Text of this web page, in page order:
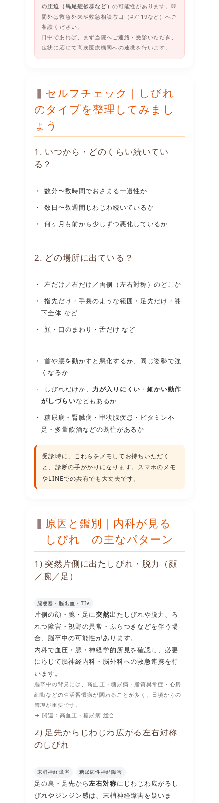
の圧迫（馬尾症候群など） の可能性があります。時
間外は救急外来や救急相談窓口（#7119など）へご
相談ください。
日中であれば、まず当院へご連絡・受診いただき、
症状に応じて高次医療機関への連携を行います。
セルフチェック｜しびれ
のタイプを整理してみまし
ょう
1. いつから・どのくらい続いてい
る？
数分〜数時間でおさまる一過性か
数日〜数週間じわじわ続いているか
何ヶ月も前から少しずつ悪化しているか
2. どの場所に出ている？
左だけ／右だけ／両側（左右対称）のどこか
指先だけ・手袋のような範囲・足先だけ・膝
下全体 など
顔・口のまわり・舌だけ など
首や腰を動かすと悪化するか、同じ姿勢で強
くなるか
しびれだけか、 力が入りにくい・細かい動作
がしづらいなどもあるか
糖尿病・腎臓病・甲状腺疾患・ビタミン不
足・多量飲酒などの既往があるか
受診時に、これらをメモしてお持ちいただく
と、診断の手がかりになります。スマホのメモ
やLINEでの共有でも大丈夫です。
原因と鑑別｜内科が見る
「しびれ」の主なパターン
1) 突然片側に出たしびれ・脱力（顔
／腕／足）
脳梗塞・脳出血・TIA
片側の顔・腕・足に突然出たしびれや脱力、ろ
れつ障害・視野の異常・ふらつきなどを伴う場
合、脳卒中の可能性があります。
内科で血圧・脈・神経学的所見を確認し、必要
に応じて脳神経内科・脳外科への救急連携を行
います。
脳卒中の背景には、高血圧・糖尿病・脂質異常症・心房
細動などの生活習慣病が関わることが多く、日頃からの
管理が重要です。
→ 関連：高血圧 ・糖尿病 総合
2) 足先からじわじわ広がる左右対称
のしびれ
末梢神経障害 糖尿病性神経障害
足の裏・足先から左右対称にじわじわ広がるし
びれやジンジン感は、末梢神経障害を疑いま